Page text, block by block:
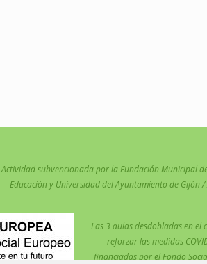
Actividad subvencionada por la Fundación Municipal
Educación y Universidad del Ayuntamiento de Gijón /
Las 3 aulas desdobladas en el
reforzar las medidas
financiadas por el Fondo